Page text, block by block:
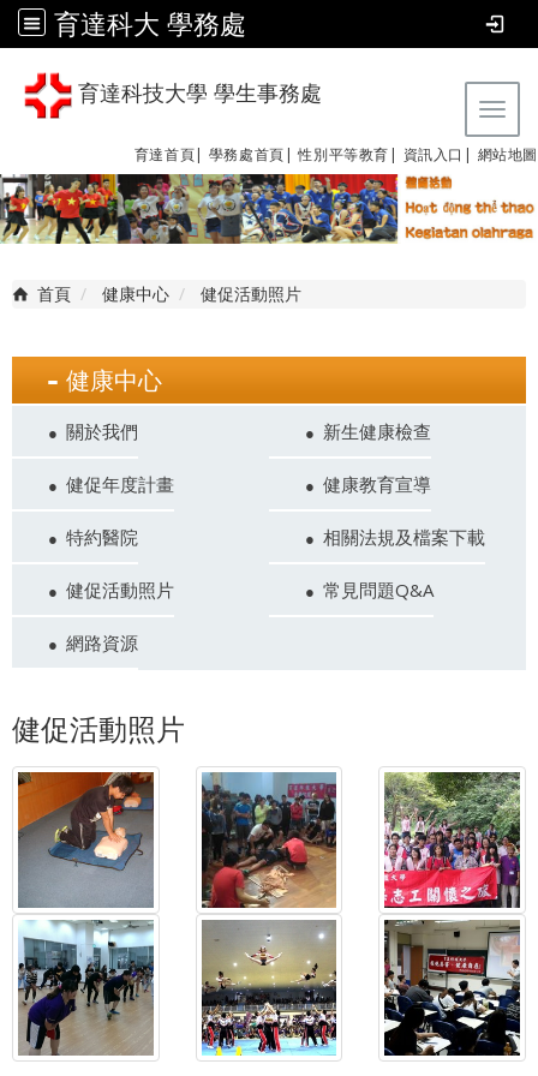
育達科大 學務處
育達科技大學 學生事務處
育達首頁| 學務處首頁| 性別平等教育 | 資訊入口| 網站地圖
首頁 健康中心 健促活動照片
健康中心
關於我們 新生健康檢查
健促年度計畫 健康教育宣導
特約醫院 相關法規及檔案下載
健促活動照片 常見問題Q&A
網路資源
健促活動照片